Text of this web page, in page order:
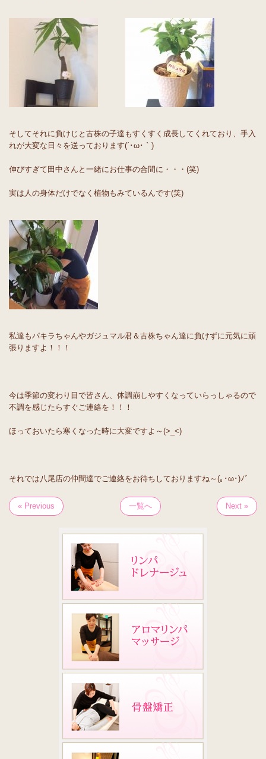
そしてそれに負けじと古株の子達もすくすく成長してくれており、手入
れが大変な日々を送っております(´･ω･｀)
伸びすぎて田中さんと一緒にお仕事の合間に・・・(笑)
実は人の身体だけでなく植物もみているんです(笑)
私達もパキラちゃんやガジュマル君＆古株ちゃん達に負けずに元気に頑
張りますよ！！！
今は季節の変わり目で皆さん、体調崩しやすくなっていらっしゃるので
不調を感じたらすぐご連絡を！！！
ほっておいたら寒くなった時に大変ですよ～(>_<)
それでは八尾店の仲間達でご連絡をお待ちしておりますね～(｡･ω･)ﾉﾞ
« Previous 一覧へ Next »